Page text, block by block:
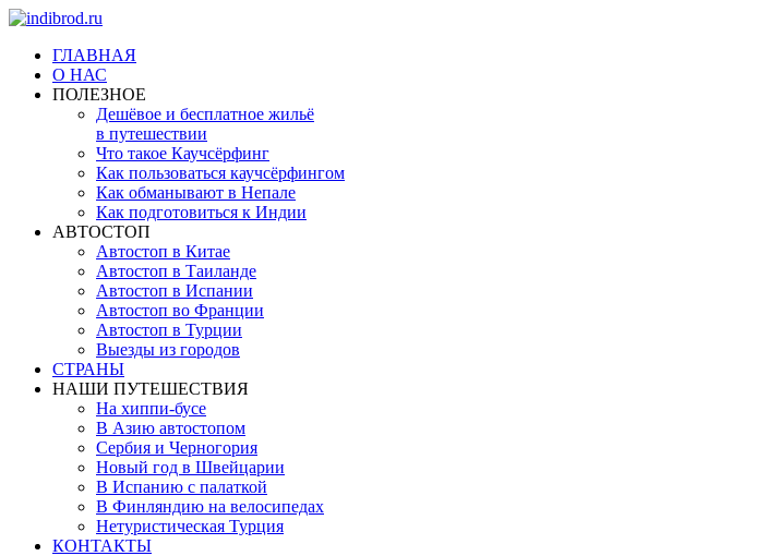
ГЛАВНАЯ
О НАС
ПОЛЕЗНОЕ
Дешёвое и бесплатное жильё
в путешествии
Что такое Каучсёрфинг
Как пользоваться каучсёрфингом
Как обманывают в Непале
Как подготовиться к Индии
АВТОСТОП
Автостоп в Китае
Автостоп в Таиланде
Автостоп в Испании
Автостоп во Франции
Автостоп в Турции
Выезды из городов
СТРАНЫ
НАШИ ПУТЕШЕСТВИЯ
На хиппи-бусе
В Азию автостопом
Сербия и Черногория
Новый год в Швейцарии
В Испанию с палаткой
В Финляндию на велосипедах
Нетуристическая Турция
КОНТАКТЫ